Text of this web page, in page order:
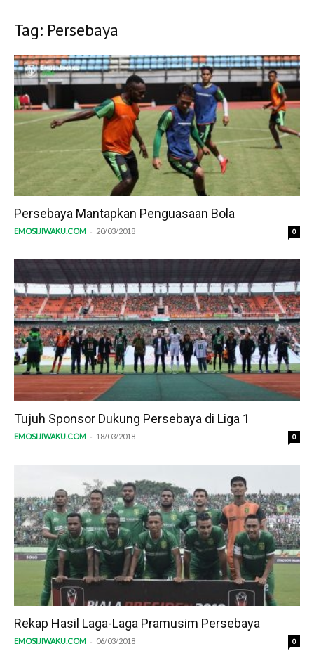
Tag: Persebaya
Persebaya Mantapkan Penguasaan Bola
EMOSIJIWAKU.COM - 20/03/2018 0
Tujuh Sponsor Dukung Persebaya di Liga 1
EMOSIJIWAKU.COM - 18/03/2018 0
Rekap Hasil Laga-Laga Pramusim Persebaya
EMOSIJIWAKU.COM - 06/03/2018 0